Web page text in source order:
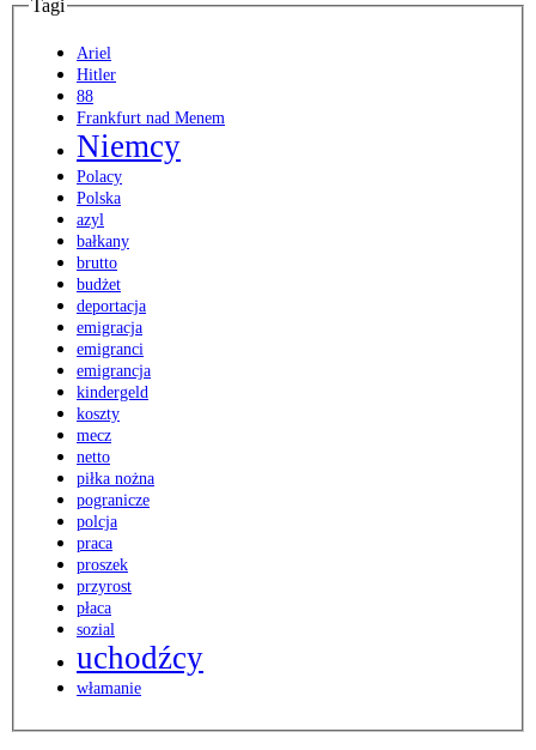
Tagi
Ariel
Hitler
88
Frankfurt nad Menem
Niemcy
Polacy
Polska
azyl
bałkany
brutto
budżet
deportacja
emigracja
emigranci
emigrancja
kindergeld
koszty
mecz
netto
piłka nożna
pogranicze
polcja
praca
proszek
przyrost
płaca
sozial
uchodźcy
włamanie